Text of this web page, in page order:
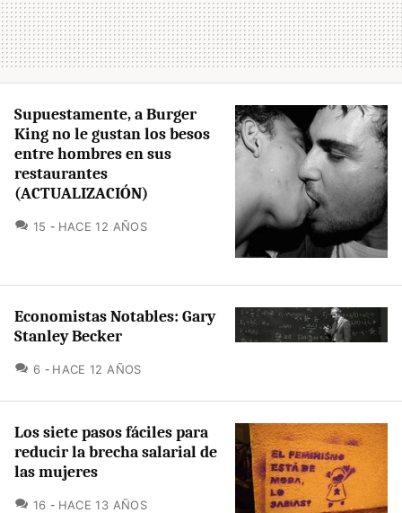
Supuestamente, a Burger
King no le gustan los besos
entre hombres en sus
restaurantes
(ACTUALIZACIÓN)
15 COMENTARIOS
HACE 12 AÑOS
Economistas Notables: Gary
Stanley Becker
6 COMENTARIOS
HACE 12 AÑOS
Los siete pasos fáciles para
reducir la brecha salarial de
las mujeres
16 COMENTARIOS
HACE 13 AÑOS